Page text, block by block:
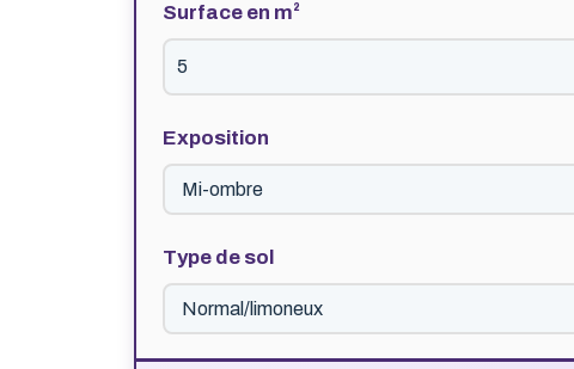
Surface en m²
Exposition
Type de sol